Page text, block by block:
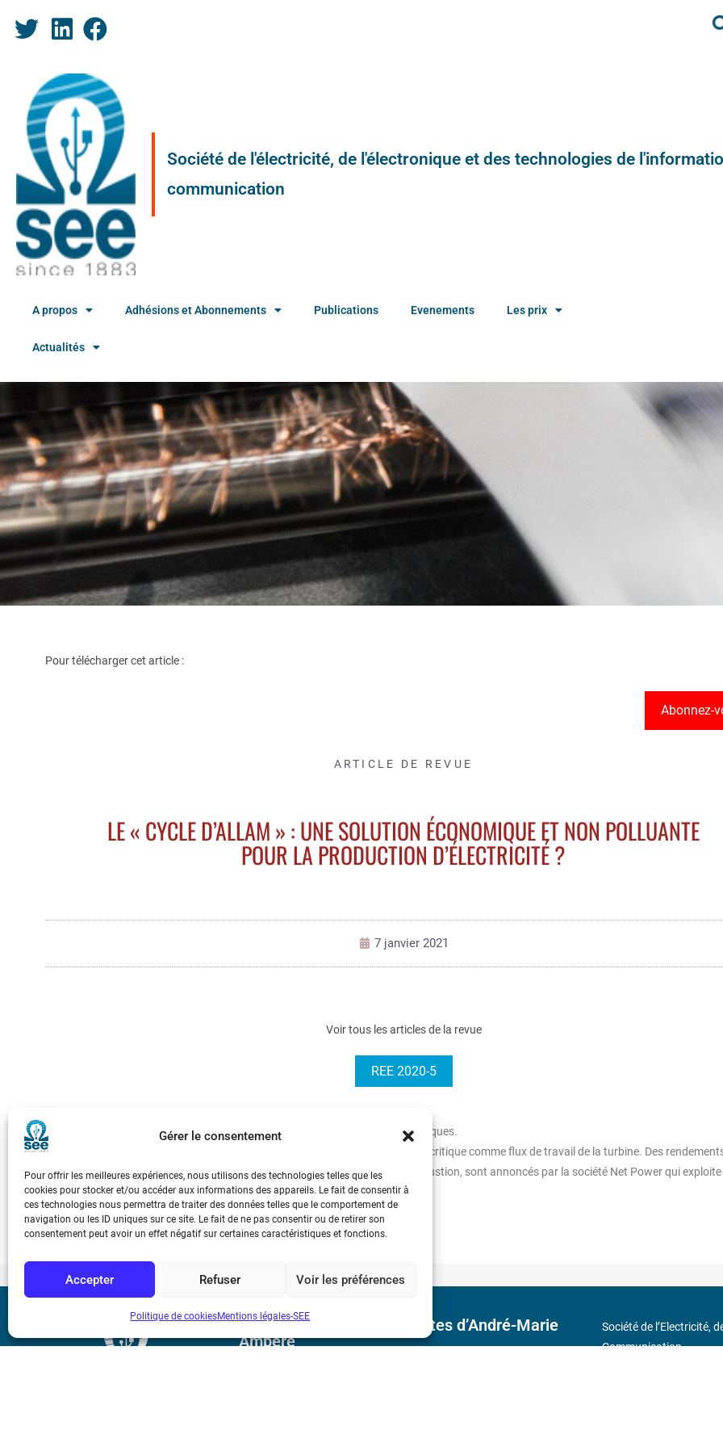
Gérer le consentement
Pour offrir les meilleures expériences, nous utilisons des technologies telles que les
cookies pour stocker et/ou accéder aux informations des appareils. Le fait de consentir à
ces technologies nous permettra de traiter des données telles que le comportement de
navigation ou les ID uniques sur ce site. Le fait de ne pas consentir ou de retirer son
consentement peut avoir un effet négatif sur certaines caractéristiques et fonctions.
Accepter Refuser Voir les préférences
Politique de cookiesMentions légales-SEE
Société de l'électricité, de l'électronique et des technologies de
communication
A propos Adhésions et Abonnements Publications Evenements Les prix
Actualités
Pour télécharger cet article :
Abonnez-
ARTICLE DE REVUE
LE « CYCLE D’ALLAM » : UNE SOLUTION ÉCONOMIQUE ET NON POLLUANTE
POUR LA PRODUCTION D’ÉLECTRICITÉ ?
7 janvier 2021
Voir tous les articles de la revue
REE 2020-5
Un procédé pourrait révolutionner à l’avenir le rendement des centrales thermiques.
Basé sur le cycle d’Allam-Fetvedt, il utilise du dioxyde de carbone à l’état supercritique comme flux de travail de la turbine. Des
record, ainsi qu’une empreinte carbone quasi nulle des rejets issus de la combustion, sont annoncés par la société Net Power qui exploite
procédé.
Bicentenaire des découvertes d’André-Marie
Ampère
Société de l’Electricité,
Communication